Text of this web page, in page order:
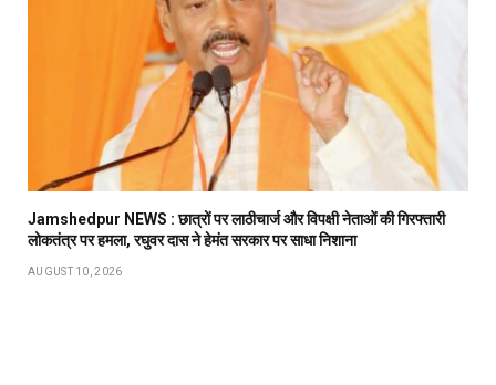
Jamshedpur NEWS : छात्रों पर लाठीचार्ज और विपक्षी नेताओं की गिरफ्तारी
लोकतंत्र पर हमला, रघुवर दास ने हेमंत सरकार पर साधा निशाना
AUGUST 10, 2026